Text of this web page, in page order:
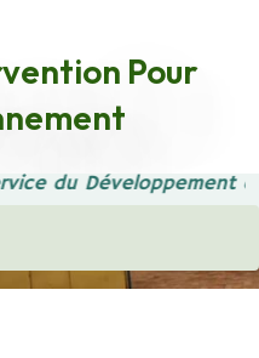
Pour
du Développement